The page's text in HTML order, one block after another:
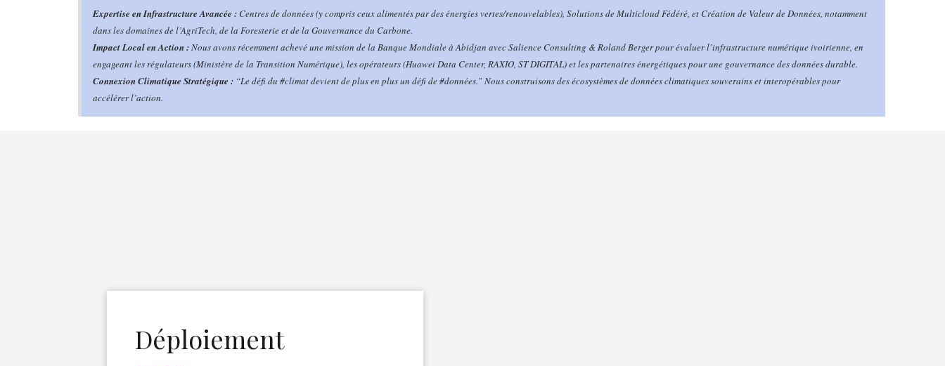
Expertise en Infrastructure Avancée :Centres de données (y compris ceux alimentés par des énergies vertes/renouvelables), Solutions de Multicloud Fédéré, et Création de Valeur de Données, notamment
dans les domaines de l’AgriTech, de la Foresterie et de la Gouvernance du Carbone.
Impact Local en Action :Nous avons récemment achevé une mission de la Banque Mondiale à Abidjan avec Salience Consulting & Roland Berger pour évaluer l’infrastructure numérique ivoirienne, en
engageant les régulateurs (Ministère de la Transition Numérique), les opérateurs (Huawei Data Center, RAXIO, ST DIGITAL) et les partenaires énergétiques pour une gouvernance des données durable.
Connexion Climatique Stratégique :“Le défi du #climat devient de plus en plus un défi de #données.” Nous construisons des écosystèmes de données climatiques souverains et interopérables pour
accélérer l’action.
Déploiement